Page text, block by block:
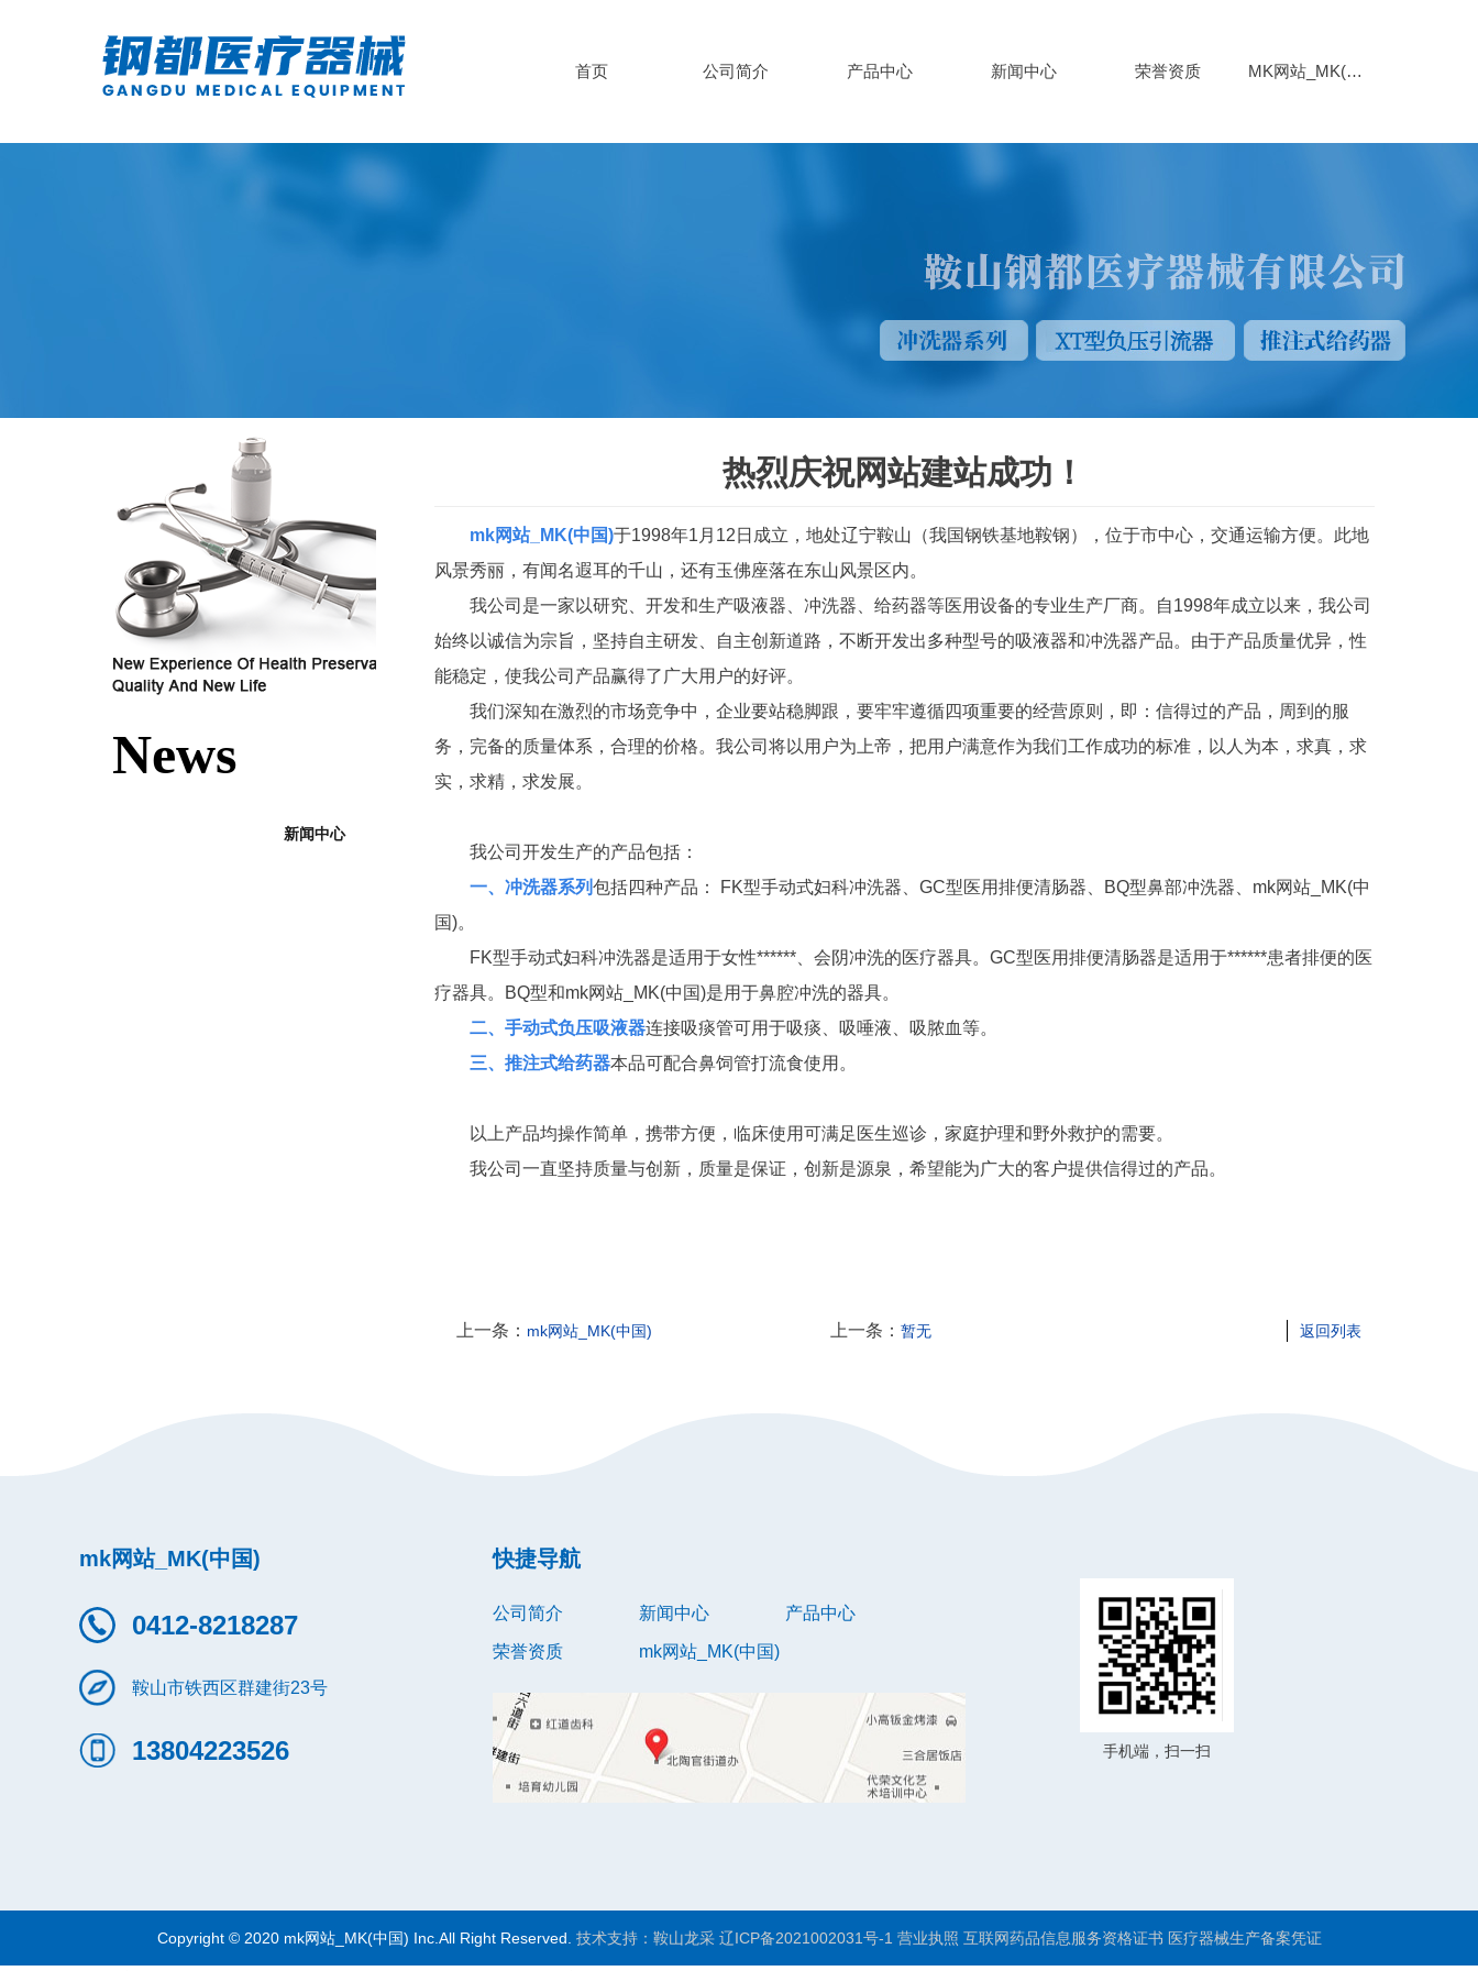
首页 公司简介 产品中心 新闻中心 荣誉资质 MK网站_MK(中国)
News
新闻中心
热烈庆祝网站建站成功！
mk网站_MK(中国)于1998年1月12日成立，地处辽宁鞍山（我国钢铁基地鞍钢），位于市中心，交通运输方便。此地
风景秀丽，有闻名遐耳的千山，还有玉佛座落在东山风景区内。
我公司是一家以研究、开发和生产吸液器、冲洗器、给药器等医用设备的专业生产厂商。自1998年成立以来，我公司
始终以诚信为宗旨，坚持自主研发、自主创新道路，不断开发出多种型号的吸液器和冲洗器产品。由于产品质量优异，性
能稳定，使我公司产品赢得了广大用户的好评。
我们深知在激烈的市场竞争中，企业要站稳脚跟，要牢牢遵循四项重要的经营原则，即：信得过的产品，周到的服
务，完备的质量体系，合理的价格。我公司将以用户为上帝，把用户满意作为我们工作成功的标准，以人为本，求真，求
实，求精，求发展。
我公司开发生产的产品包括：
一、冲洗器系列包括四种产品： FK型手动式妇科冲洗器、GC型医用排便清肠器、BQ型鼻部冲洗器、mk网站_MK(中
国)。
FK型手动式妇科冲洗器是适用于女性******、会阴冲洗的医疗器具。GC型医用排便清肠器是适用于******患者排便的医
疗器具。BQ型和mk网站_MK(中国)是用于鼻腔冲洗的器具。
二、手动式负压吸液器连接吸痰管可用于吸痰、吸唾液、吸脓血等。
三、推注式给药器本品可配合鼻饲管打流食使用。
以上产品均操作简单，携带方便，临床使用可满足医生巡诊，家庭护理和野外救护的需要。
我公司一直坚持质量与创新，质量是保证，创新是源泉，希望能为广大的客户提供信得过的产品。
上一条： mk网站_MK(中国) 上一条： 暂无 返回列表
mk网站_MK(中国)
0412-8218287
鞍山市铁西区群建街23号
13804223526
快捷导航
公司简介 新闻中心 产品中心
荣誉资质 mk网站_MK(中国)
手机端，扫一扫
Copyright © 2020 mk网站_MK(中国) Inc.All Right Reserved. 技术支持：鞍山龙采 辽ICP备2021002031号-1 营业执照 互联网药品信息服务资格证书 医疗器械生产备案凭证